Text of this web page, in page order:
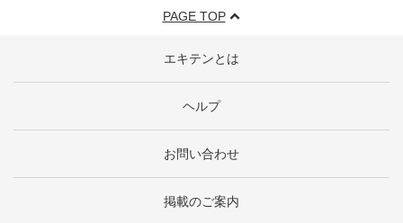
PAGE TOP
エキテンとは
ヘルプ
お問い合わせ
掲載のご案内